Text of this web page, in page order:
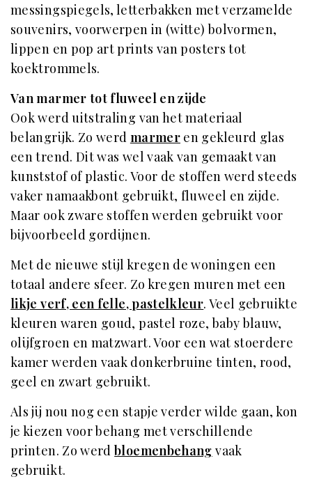
messingspiegels, letterbakken met verzamelde
souvenirs, voorwerpen in (witte) bolvormen,
lippen en pop art prints van posters tot
koektrommels.
Van marmer tot fluweel en zijde
Ook werd uitstraling van het materiaal
belangrijk. Zo werd marmer en gekleurd glas
een trend. Dit was wel vaak van gemaakt van
kunststof of plastic. Voor de stoffen werd steeds
vaker namaakbont gebruikt, fluweel en zijde.
Maar ook zware stoffen werden gebruikt voor
bijvoorbeeld gordijnen.
Met de nieuwe stijl kregen de woningen een
totaal andere sfeer. Zo kregen muren met een
likje verf, een felle, pastelkleur. Veel gebruikte
kleuren waren goud, pastel roze, baby blauw,
olijfgroen en matzwart. Voor een wat stoerdere
kamer werden vaak donkerbruine tinten, rood,
geel en zwart gebruikt.
Als jij nou nog een stapje verder wilde gaan, kon
je kiezen voor behang met verschillende
printen. Zo werdbloemenbehang vaak
gebruikt.